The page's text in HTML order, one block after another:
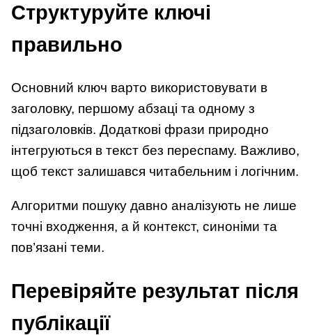
Структуруйте ключі
правильно
Основний ключ варто використовувати в
заголовку, першому абзаці та одному з
підзаголовків. Додаткові фрази природно
інтегруються в текст без переспаму. Важливо,
щоб текст залишався читабельним і логічним.
Алгоритми пошуку давно аналізують не лише
точні входження, а й контекст, синоніми та
пов’язані теми.
Перевіряйте результат після
публікації